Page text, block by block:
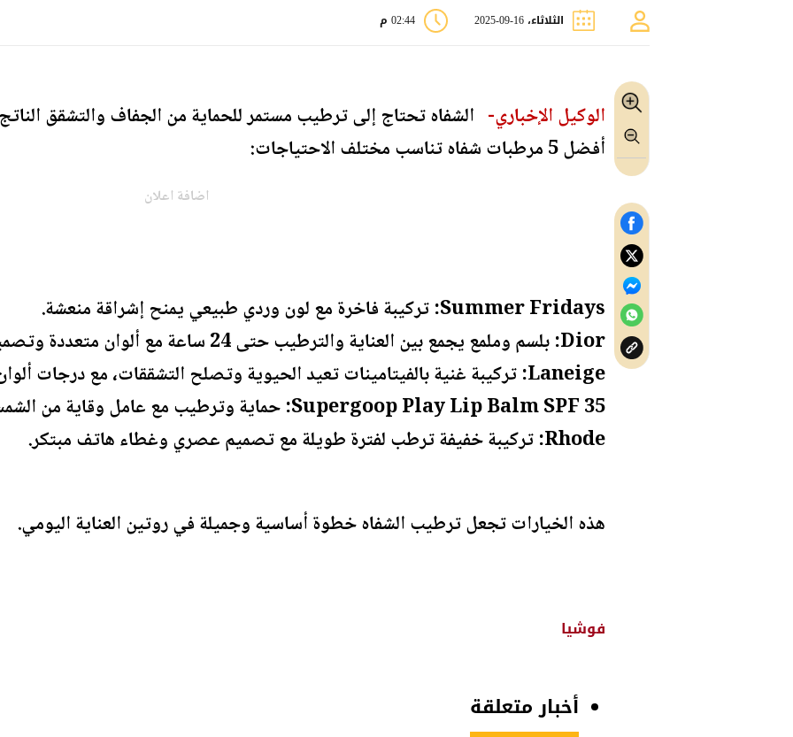
الثلاثاء، 16-09-2025 02:44 م
الوكيل الإخباري- الشفاه تحتاج إلى ترطيب مستمر للحماية من الجفاف والتشقق
أفضل 5 مرطبات شفاه تناسب مختلف الاحتياجات:
اضافة اعلان
Summer Fridays: تركيبة فاخرة مع لون وردي طبيعي يمنح إشراقة منعشة.
Dior: بلسم وملمع يجمع بين العناية والترطيب حتى 24 ساعة مع ألوان متعددة وتصميم أنيق.
Laneige: تركيبة غنية بالفيتامينات تعيد الحيوية وتصلح التشققات، مع درجات ألوان متنوعة.
Supergoop Play Lip Balm SPF 35: حماية وترطيب مع عامل وقاية من الشمس ومكونات مغذية.
Rhode: تركيبة خفيفة ترطب لفترة طويلة مع تصميم عصري وغطاء هاتف مبتكر.
هذه الخيارات تجعل ترطيب الشفاه خطوة أساسية وجميلة في روتين العناية اليومي.
فوشيا
أخبار متعلقة